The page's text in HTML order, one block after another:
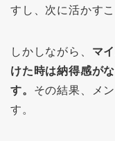
すし、次に活かす
しかしながら、 マ
けた時は納得感が
す。 その結果、メ
す。